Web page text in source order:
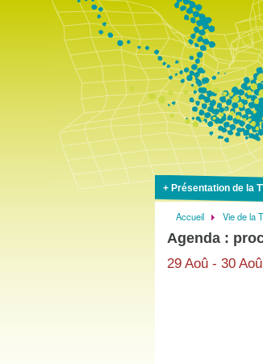
Présentation de la
Fil
d'Ariane
Accueil Vie de la
Agenda :
29 Aoû - 30 Aoû